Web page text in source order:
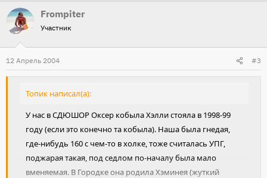
Frompiter
Участник
12 Апрель 2004 #3
Топик написал(а):
У нас в СДЮШОР Оксер кобыла Хэлли стояла в 1998-99
году (если это конечно та кобыла). Наша была гнедая,
где-нибудь 160 с чем-то в холке, тоже считалась УПГ,
поджарая такая, под седлом по-началу была мало
вменяемая. В Городке она родила Хэминея (жуткий